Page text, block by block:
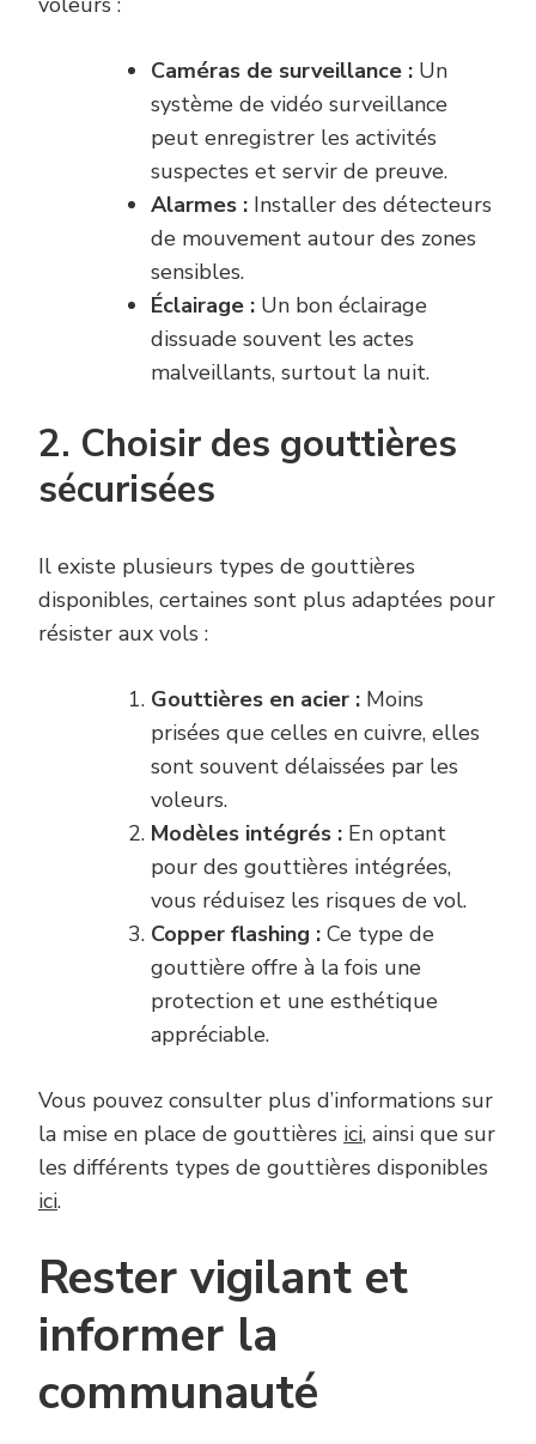
Caméras de surveillance : Un
système de vidéo surveillance
peut enregistrer les activités
suspectes et servir de preuve.
Alarmes : Installer des détecteurs
de mouvement autour des zones
sensibles.
Éclairage : Un bon éclairage
dissuade souvent les actes
malveillants, surtout la nuit.
2. Choisir des gouttières
sécurisées
Il existe plusieurs types de gouttières
disponibles, certaines sont plus adaptées pour
résister aux vols :
Gouttières en acier : Moins
prisées que celles en cuivre, elles
sont souvent délaissées par les
voleurs.
Modèles intégrés : En optant
pour des gouttières intégrées,
vous réduisez les risques de vol.
Copper flashing : Ce type de
gouttière offre à la fois une
protection et une esthétique
appréciable.
Vous pouvez consulter plus d’informations sur
la mise en place de gouttières ici, ainsi que sur
les différents types de gouttières disponibles
ici.
Rester vigilant et
informer la
communauté